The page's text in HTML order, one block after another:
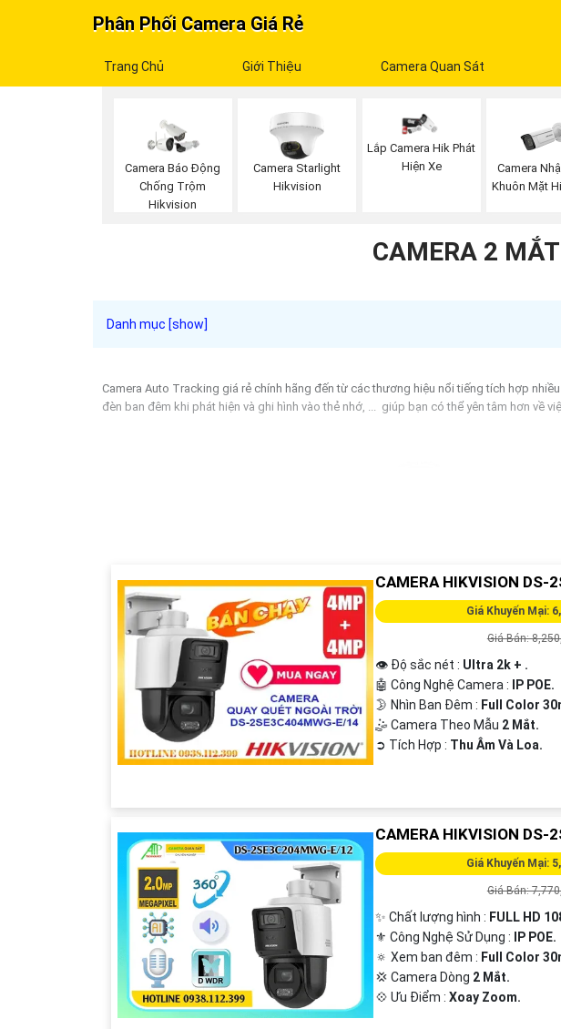
Phân Phối Camera Giá Rẻ
Trang Chủ Giới Thiệu Camera Quan Sát
Camera Báo Động
Chống Trộm
Hikvision
Camera Starlight
Hikvision
Lắp Camera Hik Phát
Hiện Xe
Camera
Khuôn Mặt
CAMERA 2
Camera Auto Tracking giá rẻ chính hãng đến từ các thương hiệu nổi tiếng tích hợp
đèn ban đêm khi phát hiện và ghi hình vào thẻ nhớ, ... giúp bạn có thể yên tâm hơn về
CAMERA HIKVISION DS-
Giá Khuyến Mại:
Giá Bán:
👁 Độ sắc nét : Ultra 2k + .
🤖️ Công Nghệ Camera :
IP POE.
🌛 Nhìn Ban Đêm : Full Color
🤹 Camera Theo Mẫu 2 Mắt.
️➲ Tích Hợp : Thu Âm Và Loa.
CAMERA HIKVISION DS-
Giá Khuyến Mại:
Giá Bán:
✨ Chất lượng hình : FULL HD
⚜️ Công Nghệ Sử Dụng :
IP POE.
🔅 Xem ban đêm : Full Color
💢 Camera Dòng 2 Mắt.
️💠 Ưu Điểm :Xoay Zoom.